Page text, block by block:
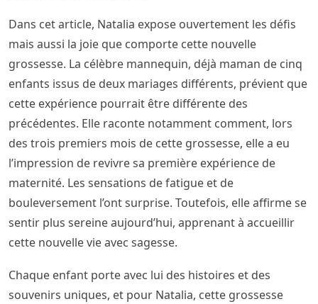
Dans cet article, Natalia expose ouvertement les défis
mais aussi la joie que comporte cette nouvelle
grossesse. La célèbre mannequin, déjà maman de cinq
enfants issus de deux mariages différents, prévient que
cette expérience pourrait être différente des
précédentes. Elle raconte notamment comment, lors
des trois premiers mois de cette grossesse, elle a eu
l’impression de revivre sa première expérience de
maternité. Les sensations de fatigue et de
bouleversement l’ont surprise. Toutefois, elle affirme se
sentir plus sereine aujourd’hui, apprenant à accueillir
cette nouvelle vie avec sagesse.
Chaque enfant porte avec lui des histoires et des
souvenirs uniques, et pour Natalia, cette grossesse